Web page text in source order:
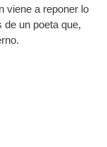
viene a reponer lo
un poeta que,